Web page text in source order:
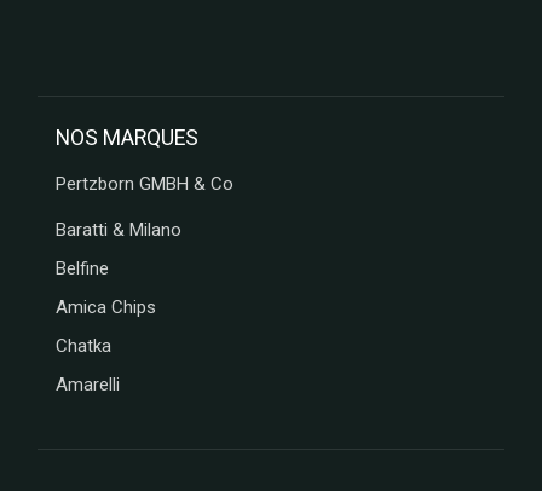
NOS MARQUES
Pertzborn GMBH & Co
Baratti & Milano
Belfine
Amica Chips
Chatka
Amarelli